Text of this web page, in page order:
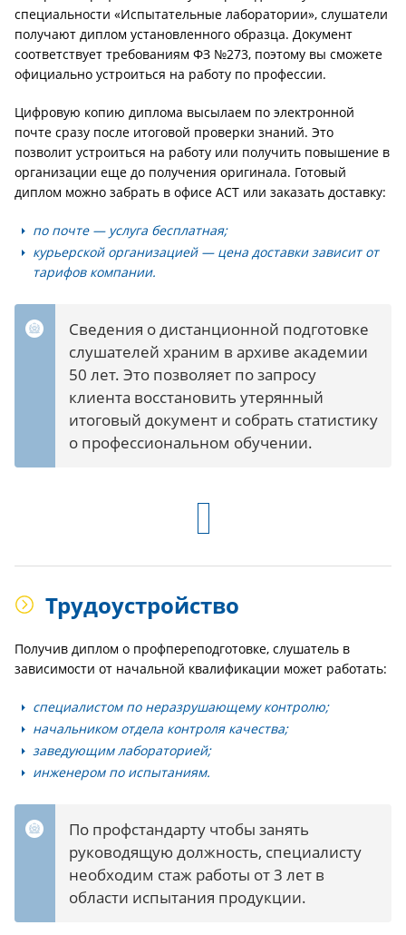
специальности «Испытательные лаборатории», слушатели
получают диплом установленного образца. Документ
соответствует требованиям ФЗ №273, поэтому вы сможете
официально устроиться на работу по профессии.
Цифровую копию диплома высылаем по электронной
почте сразу после итоговой проверки знаний. Это
позволит устроиться на работу или получить повышение в
организации еще до получения оригинала. Готовый
диплом можно забрать в офисе АСТ или заказать доставку:
по почте — услуга бесплатная;
курьерской организацией — цена доставки зависит от
тарифов компании.
Сведения о дистанционной подготовке
слушателей храним в архиве академии
50 лет. Это позволяет по запросу
клиента восстановить утерянный
итоговый документ и собрать статистику
о профессиональном обучении.
Трудоустройство
Получив диплом о профпереподготовке, слушатель в
зависимости от начальной квалификации может работать:
специалистом по неразрушающему контролю;
начальником отдела контроля качества;
заведующим лабораторией;
инженером по испытаниям.
По профстандарту чтобы занять
руководящую должность, специалисту
необходим стаж работы от 3 лет в
области испытания продукции.